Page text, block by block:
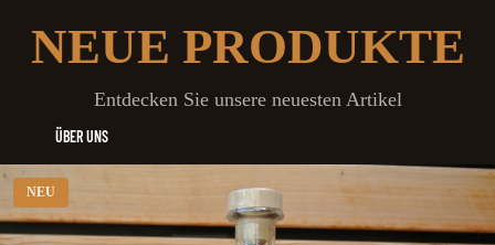
ÜBER UNS
NEUE PRODUKTE
Entdecken Sie unsere neuesten Artikel
NEU